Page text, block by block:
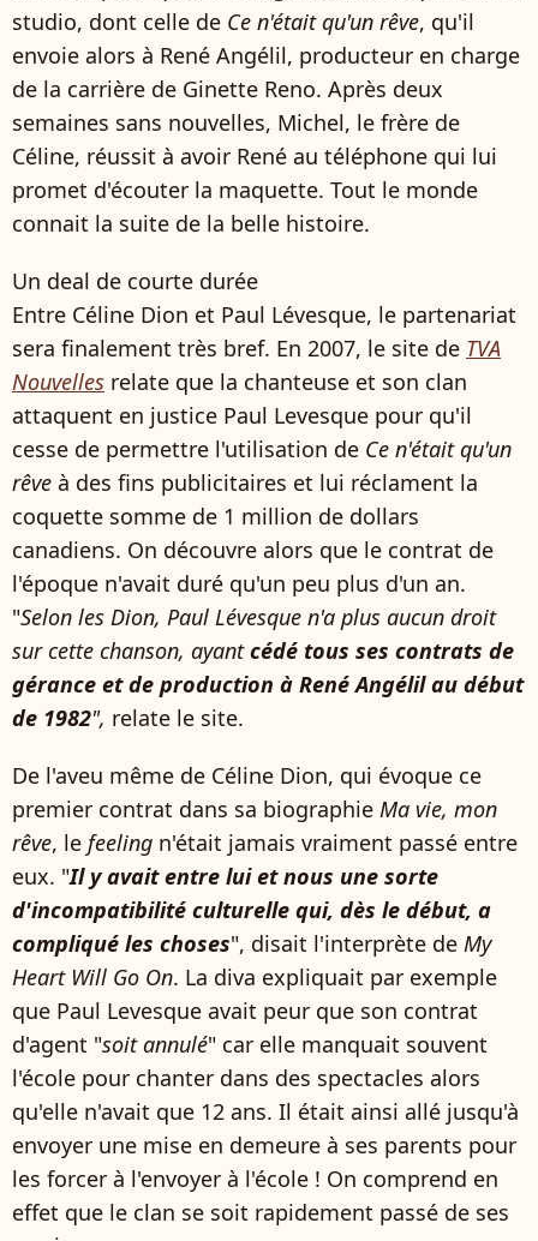
studio, dont celle de Ce n'était qu'un rêve, qu'il
envoie alors à René Angélil, producteur en charge
de la carrière de Ginette Reno. Après deux
semaines sans nouvelles, Michel, le frère de
Céline, réussit à avoir René au téléphone qui lui
promet d'écouter la maquette. Tout le monde
connait la suite de la belle histoire.
Un deal de courte durée
Entre Céline Dion et Paul Lévesque, le partenariat
sera finalement très bref. En 2007, le site de TVA
Nouvelles relate que la chanteuse et son clan
attaquent en justice Paul Levesque pour qu'il
cesse de permettre l'utilisation de Ce n'était qu'un
rêve à des fins publicitaires et lui réclament la
coquette somme de 1 million de dollars
canadiens. On découvre alors que le contrat de
l'époque n'avait duré qu'un peu plus d'un an.
"Selon les Dion, Paul Lévesque n'a plus aucun droit
sur cette chanson, ayantcédé tous ses contrats de
gérance et de production à René Angélil au début
de 1982", relate le site.
De l'aveu même de Céline Dion, qui évoque ce
premier contrat dans sa biographie Ma vie, mon
rêve, le feeling n'était jamais vraiment passé entre
eux. "Il y avait entre lui et nous une sorte
d'incompatibilité culturelle qui, dès le début, a
compliqué les choses", disait l'interprète de My
Heart Will Go On. La diva expliquait par exemple
que Paul Levesque avait peur que son contrat
d'agent "soit annulé" car elle manquait souvent
l'école pour chanter dans des spectacles alors
qu'elle n'avait que 12 ans. Il était ainsi allé jusqu'à
envoyer une mise en demeure à ses parents pour
les forcer à l'envoyer à l'école ! On comprend en
effet que le clan se soit rapidement passé de ses